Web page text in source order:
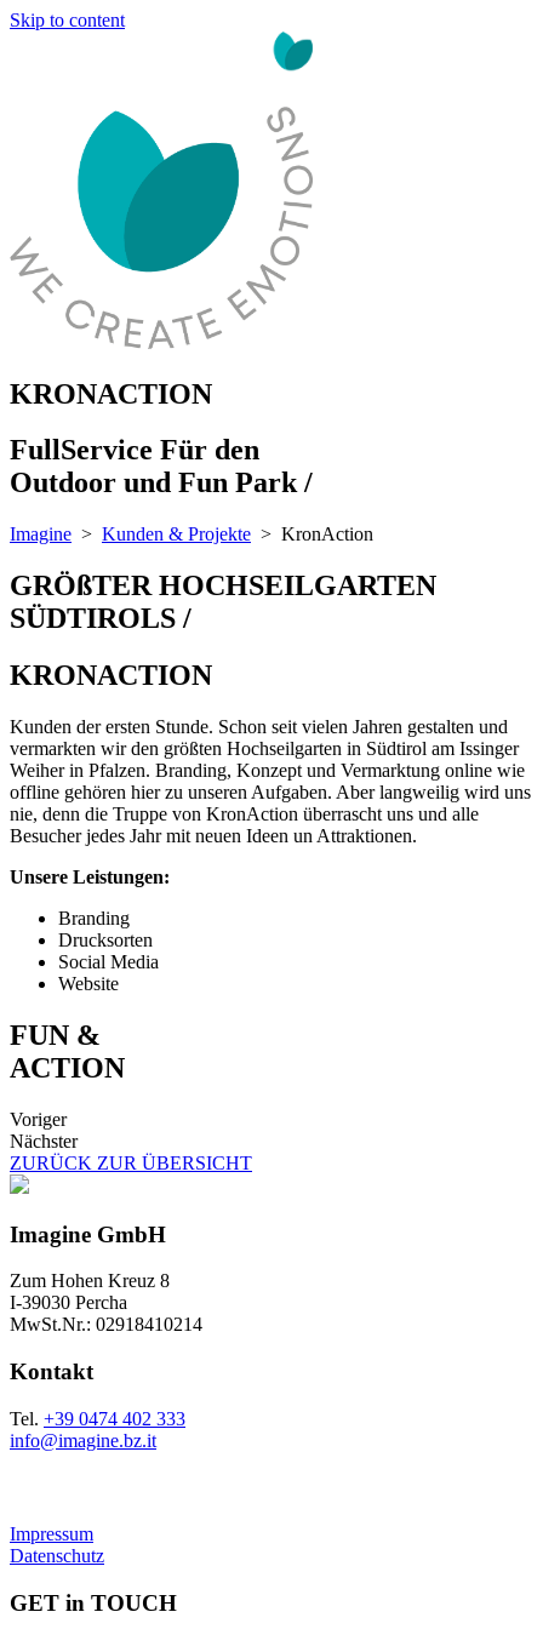
Skip to content
KRONACTION
FullService Für den
Outdoor und Fun Park /
Imagine > Kunden & Projekte > KronAction
GRÖßTER HOCHSEILGARTEN
SÜDTIROLS /
KRONACTION
Kunden der ersten Stunde. Schon seit vielen Jahren gestalten und
vermarkten wir den größten Hochseilgarten in Südtirol am Issinger
Weiher in Pfalzen. Branding, Konzept und Vermarktung online wie
offline gehören hier zu unseren Aufgaben. Aber langweilig wird uns
nie, denn die Truppe von KronAction überrascht uns und alle
Besucher jedes Jahr mit neuen Ideen un Attraktionen.
Unsere Leistungen:
Branding
Drucksorten
Social Media
Website
FUN &
ACTION
Voriger
Nächster
ZURÜCK ZUR ÜBERSICHT
Imagine GmbH
Zum Hohen Kreuz 8
I-39030 Percha
MwSt.Nr.: 02918410214
Kontakt
Tel. +39 0474 402 333
info@imagine.bz.it
Impressum
Datenschutz
GET in TOUCH